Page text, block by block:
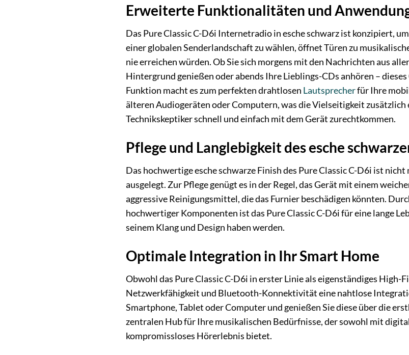
Erweiterte Funktionalitäten und
Das Pure Classic C-D6i Internetradio in esche schwarz ist konzipiert,
einer globalen Senderlandschaft zu wählen, öffnet Türen zu
nie erreichen würden. Ob Sie sich morgens mit den Nachrichten aus
Hintergrund genießen oder abends Ihre Lieblings-CDs anhören –
Funktion macht es zum perfekten drahtlosen Lautsprecherfür Ihre
älteren Audiogeräten oder Computern, was die Vielseitigkeit
Technikskeptiker schnell und einfach mit dem Gerät zurechtkommen.
Pflege und Langlebigkeit des esche
Das hochwertige esche schwarze Finish des Pure Classic C-D6i ist
ausgelegt. Zur Pflege genügt es in der Regel, das Gerät mit einem
aggressive Reinigungsmittel, die das Furnier beschädigen könnten.
hochwertiger Komponenten ist das Pure Classic C-D6i für eine lange
seinem Klang und Design haben werden.
Optimale Integration in Ihr Smart Home
Obwohl das Pure Classic C-D6i in erster Linie als eigenständiges
Netzwerkfähigkeit und Bluetooth-Konnektivität eine nahtlose
Smartphone, Tablet oder Computer und genießen Sie diese über die
zentralen Hub für Ihre musikalischen Bedürfnisse, der sowohl mit
kompromissloses Hörerlebnis bietet.